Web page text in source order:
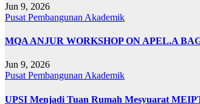
Jun 9, 2026
Pusat Pembangunan Akademik
MQA ANJUR WORKSHOP ON APEL.A
Jun 9, 2026
Pusat Pembangunan Akademik
UPSI Menjadi Tuan Rumah Mesyuarat